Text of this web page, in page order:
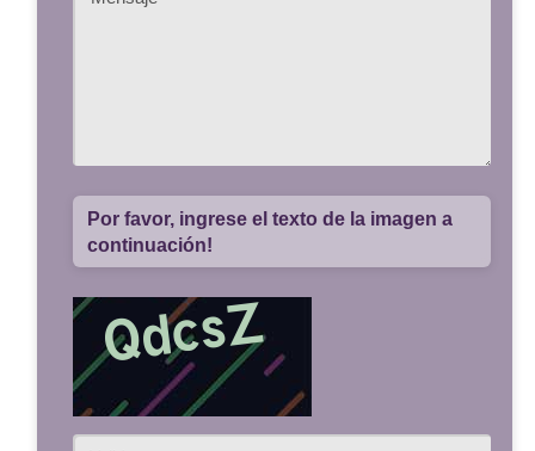
Por favor, ingrese el texto de la imagen a
continuación!